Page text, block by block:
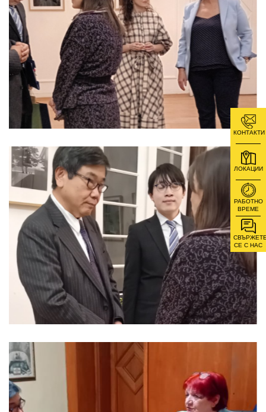
КОНТАКТИ
ЛОКАЦИИ
РАБОТНО
ВРЕМЕ
СЕ С НАС